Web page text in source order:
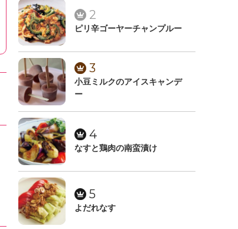
2
ピリ辛ゴーヤーチャンプルー
3
小豆ミルクのアイスキャンデ
ー
4
なすと鶏肉の南蛮漬け
5
よだれなす